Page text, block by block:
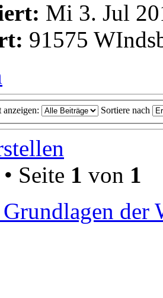
Mi 3. Jul
91575
anzeigen: Sortiere nach
Seite 1 von 1
der